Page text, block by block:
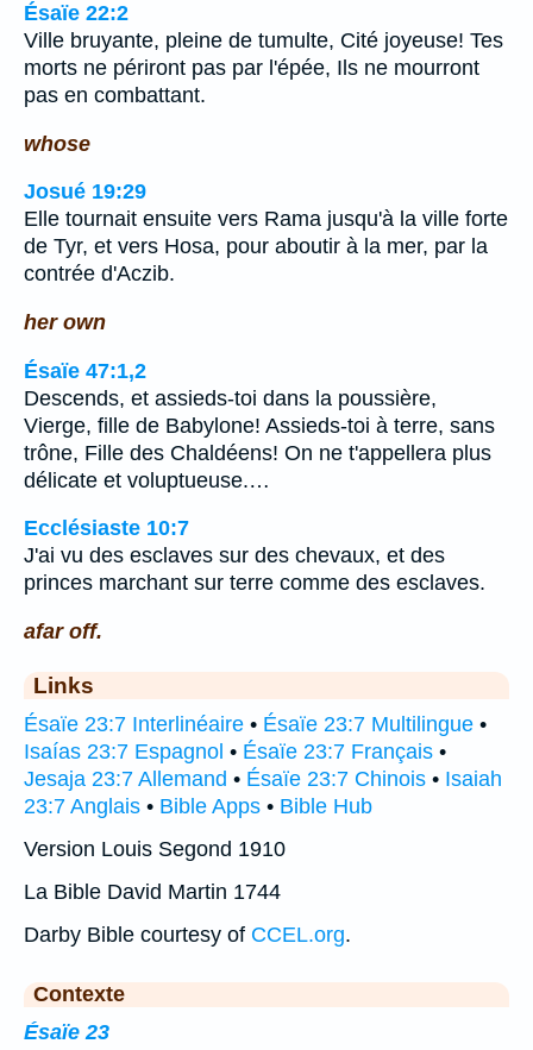
Ésaïe 22:2
Ville bruyante, pleine de tumulte, Cité joyeuse! Tes
morts ne périront pas par l'épée, Ils ne mourront
pas en combattant.
whose
Josué 19:29
Elle tournait ensuite vers Rama jusqu'à la ville forte
de Tyr, et vers Hosa, pour aboutir à la mer, par la
contrée d'Aczib.
her own
Ésaïe 47:1,2
Descends, et assieds-toi dans la poussière,
Vierge, fille de Babylone! Assieds-toi à terre, sans
trône, Fille des Chaldéens! On ne t'appellera plus
délicate et voluptueuse.…
Ecclésiaste 10:7
J'ai vu des esclaves sur des chevaux, et des
princes marchant sur terre comme des esclaves.
afar off.
Links
Ésaïe 23:7 Interlinéaire • Ésaïe 23:7 Multilingue •
Isaías 23:7 Espagnol • Ésaïe 23:7 Français •
Jesaja 23:7 Allemand • Ésaïe 23:7 Chinois • Isaiah
23:7 Anglais • Bible Apps • Bible Hub
Version Louis Segond 1910
La Bible David Martin 1744
Darby Bible courtesy of CCEL.org.
Contexte
Ésaïe 23